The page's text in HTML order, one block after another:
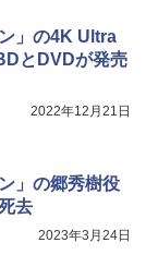
」の4K Ultra
とDVDが発売
2022年12月21日
」の郷秀樹役
去
2023年3月24日